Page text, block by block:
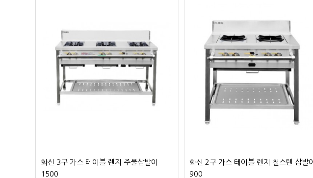
화신 3구 가스 테이블 렌지 주물삼발이
1500
화신 2구 가스 테이블 렌지 철스텐 삼발이
900